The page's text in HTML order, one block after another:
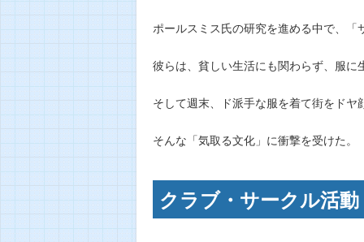
ポールスミス氏の研究を進める中で、
彼らは、貧しい生活にも関わらず、服に
そして週末、ド派手な服を着て街をド
そんな「気取る文化」に衝撃を受けた。
クラブ・サークル活